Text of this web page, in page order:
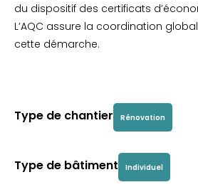
du dispositif des certificats
L’AQC assure la coordination
cette démarche.
Type de chantier Rénovation
Type de bâtiment Individuel